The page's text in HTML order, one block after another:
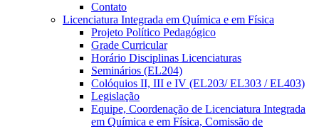
Contato
Licenciatura Integrada em Química e em Física
Projeto Político Pedagógico
Grade Curricular
Horário Disciplinas Licenciaturas
Seminários (EL204)
Colóquios II, III e IV (EL203/ EL303 / EL403)
Legislação
Equipe, Coordenação de Licenciatura Integrada
em Química e em Física, Comissão de